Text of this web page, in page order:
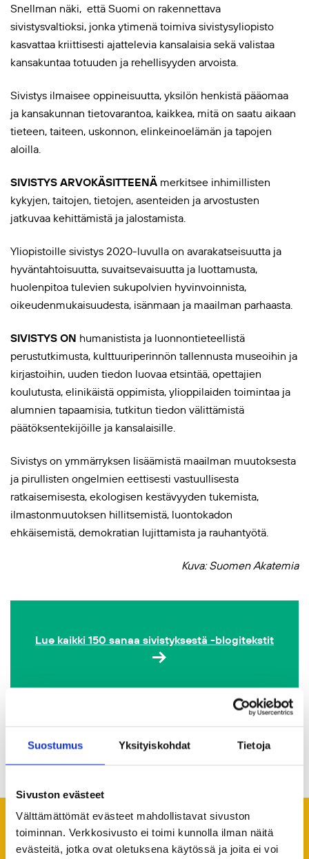
Suostumus Yksityiskohdat Tietoja
Sivuston evästeet
Välttämättömät evästeet mahdollistavat sivuston
toiminnan. Verkkosivusto ei toimi kunnolla ilman näitä
evästeitä, jotka ovat oletuksena käytössä ja joita ei voi
Snellman näki, että Suomi on rakennettava
sivistysvaltioksi, jonka ytimenä toimiva sivistysyliopisto
kasvattaa kriittisesti ajattelevia kansalaisia sekä valistaa
kansakuntaa totuuden ja rehellisyyden arvoista.
Sivistys ilmaisee oppineisuutta, yksilön henkistä pääomaa
ja kansakunnan tietovarantoa, kaikkea, mitä on saatu aikaan
tieteen, taiteen, uskonnon, elinkeinoelämän ja tapojen
aloilla.
SIVISTYS ARVOKÄSITTEENÄ merkitsee inhimillisten
kykyjen, taitojen, tietojen, asenteiden ja arvostusten
jatkuvaa kehittämistä ja jalostamista.
Yliopistoille sivistys 2020-luvulla on avarakatseisuutta ja
hyväntahtoisuutta, suvaitsevaisuutta ja luottamusta,
huolenpitoa tulevien sukupolvien hyvinvoinnista,
oikeudenmukaisuudesta, isänmaan ja maailman parhaasta.
SIVISTYS ON humanistista ja luonnontieteellistä
perustutkimusta, kulttuuriperinnön tallennusta museoihin ja
kirjastoihin, uuden tiedon luovaa etsintää, opettajien
koulutusta, elinikäistä oppimista, ylioppilaiden toimintaa ja
alumnien tapaamisia, tutkitun tiedon välittämistä
päätöksentekijöille ja kansalaisille.
Sivistys on ymmärryksen lisäämistä maailman muutoksesta
ja pirullisten ongelmien eettisesti vastuullisesta
ratkaisemisesta, ekologisen kestävyyden tukemista,
ilmastonmuutoksen hillitsemistä, luontokadon
ehkäisemistä, demokratian lujittamista ja rauhantyötä.
Kuva: Suomen Akatemia
Lue kaikki 150 sanaa sivistyksestä -blogitekstit
Jaa artikkeli
Suosittelemme lukemaan